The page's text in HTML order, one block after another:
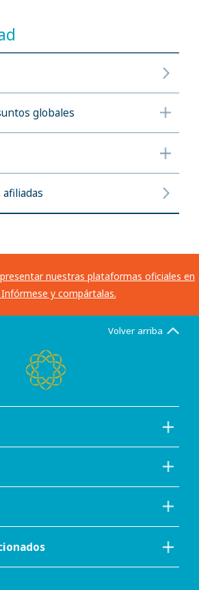
globales
nuestras plataformas oficiales en
Infórmese y compártalas.
Volver arriba